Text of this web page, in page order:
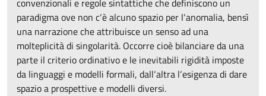
convenzionali e regole sintattiche che definiscono un
paradigma ove non c‘è alcuno spazio per l‘anomalia, bensì
una narrazione che attribuisce un senso ad una
molteplicità di singolarità. Occorre cioè bilanciare da una
parte il criterio ordinativo e le inevitabili rigidità imposte
da linguaggi e modelli formali, dall‘altra l‘esigenza di dare
spazio a prospettive e modelli diversi.